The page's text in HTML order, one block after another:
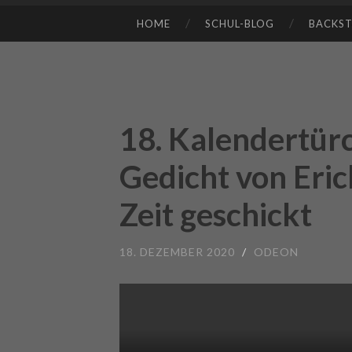
HOME SCHUL-BLOG
18.
Gedicht von
Zeit geschickt
18. DEZEMBER 2020 / ODEON